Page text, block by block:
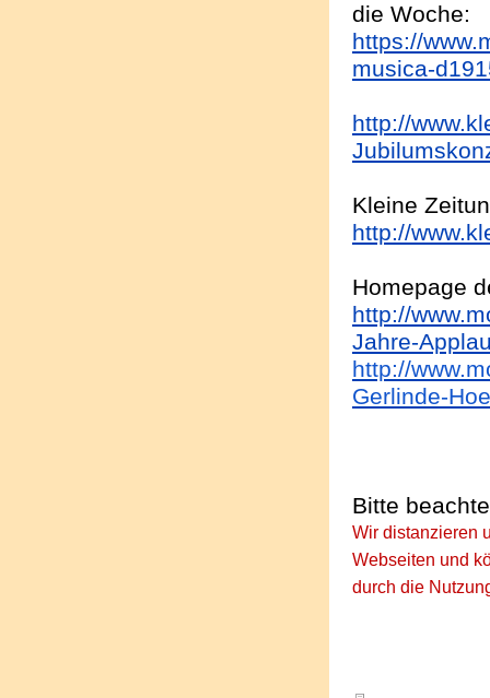
die Woche:
https://
musica-
http://
Kleine
http://
Homepage
http://
Jahre-
http://
Gerlinde-
Bitte
Wir distanzieren
Webseiten und
durch die